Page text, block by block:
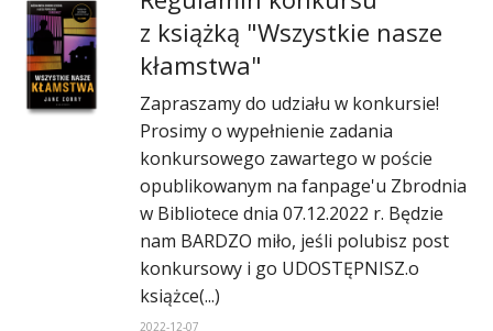
z książką "Wszystkie nasze
kłamstwa"
Zapraszamy do udziału w konkursie!
Prosimy o wypełnienie zadania
konkursowego zawartego w poście
opublikowanym na fanpage'u Zbrodnia
w Bibliotece dnia 07.12.2022 r. Będzie
nam BARDZO miło, jeśli polubisz post
konkursowy i go UDOSTĘPNISZ.o
książce(...)
2022-12-07